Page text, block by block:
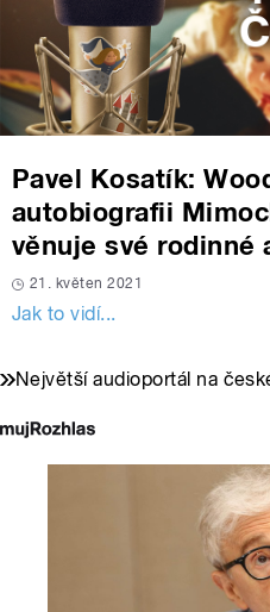
Pavel Kosatík:
autobiografii
věnuje své rodinné
21. květen 2021
Jak to vidí...
Největší audioportál na